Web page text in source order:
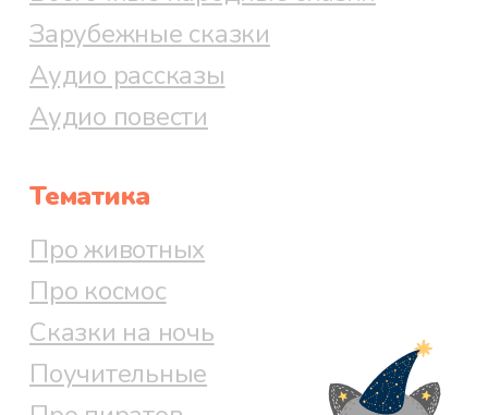
Зарубежные сказки
Аудио рассказы
Аудио повести
Тематика
Про животных
Про космос
Сказки на ночь
Поучительные